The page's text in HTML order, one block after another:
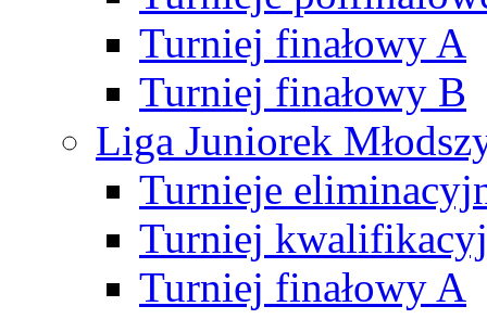
Turniej finałowy A
Turniej finałowy B
Liga Juniorek
Turnieje
Turniej
Turniej finałowy A